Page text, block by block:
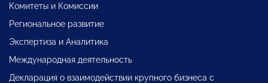
Комитеты и Комиссии
Региональное развитие
Экспертиза и Аналитика
Международная деятельность
Декларация о взаимодействии крупного бизнеса с